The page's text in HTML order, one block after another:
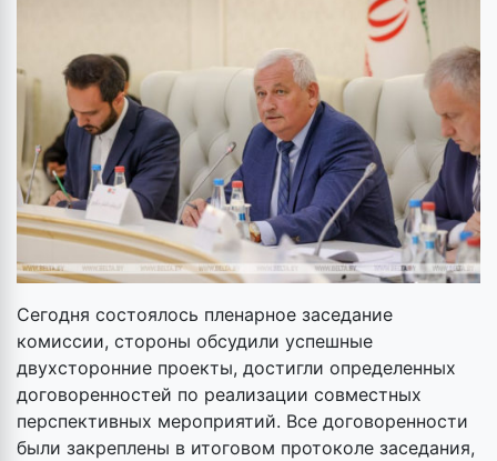
Сегодня состоялось пленарное заседание
комиссии, стороны обсудили успешные
двухсторонние проекты, достигли определенных
договоренностей по реализации совместных
перспективных мероприятий. Все договоренности
были закреплены в итоговом протоколе заседания,